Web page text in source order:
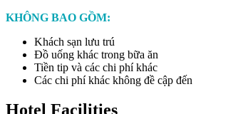
KHÔNG BAO GỒM:
Khách sạn lưu trú
Đồ uống khác trong bữa ăn
Tiền tip và các chi phí khác
Các chi phí khác không đề cập đến
Hotel Facilities